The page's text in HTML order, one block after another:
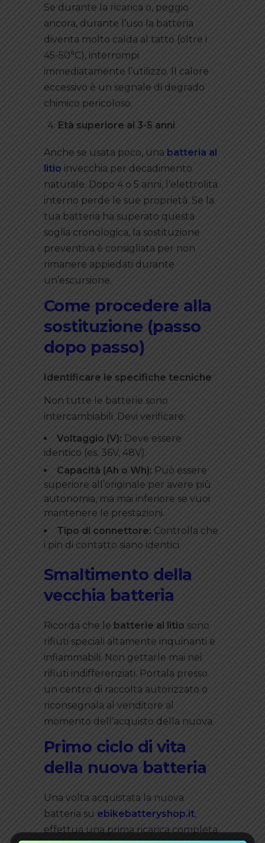
Se durante la ricarica o, peggio
ancora, durante l’uso la batteria
diventa molto calda al tatto (oltre i
45-50°C), interrompi
immediatamente l’utilizzo. Il calore
eccessivo è un segnale di degrado
chimico pericoloso.
Età superiore ai 3-5 anni
Anche se usata poco, una batteria al
litio invecchia per decadimento
naturale. Dopo 4 o 5 anni, l’elettrolita
interno perde le sue proprietà. Se la
tua batteria ha superato questa
soglia cronologica, la sostituzione
preventiva è consigliata per non
rimanere appiedati durante
un’escursione.
Come procedere alla
sostituzione (passo
dopo passo)
Identificare le specifiche tecniche
Non tutte le batterie sono
intercambiabili. Devi verificare:
Voltaggio (V): Deve essere
identico (es. 36V, 48V).
Capacità (Ah o Wh): Può essere
superiore all’originale per avere più
autonomia, ma mai inferiore se vuoi
mantenere le prestazioni.
Tipo di connettore: Controlla che
i pin di contatto siano identici.
Smaltimento della
vecchia batteria
Ricorda che le batterie al litio sono
rifiuti speciali altamente inquinanti e
infiammabili. Non gettarle mai nei
rifiuti indifferenziati. Portala presso
un centro di raccolta autorizzato o
riconsegnala al venditore al
momento dell’acquisto della nuova.
Primo ciclo di vita
della nuova batteria
Una volta acquistata la nuova
batteria su ebikebatteryshop.it,
effettua una prima ricarica completa